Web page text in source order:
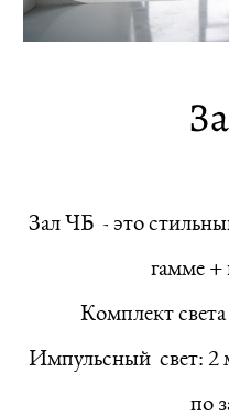
Зал ЧБ - это
гамме +
Комплект
Импульсный свет: 2
по